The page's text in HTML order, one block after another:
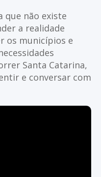
que não existe
a realidade
os municípios e
Santa Catarina,
e conversar com